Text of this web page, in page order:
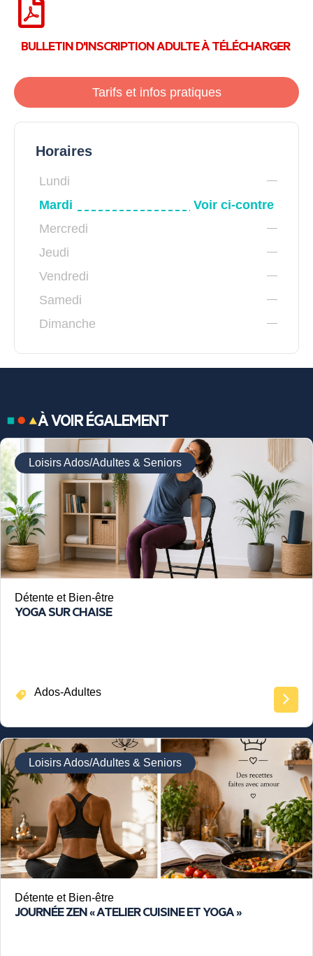
BULLETIN D'INSCRIPTION ADULTE À TÉLÉCHARGER
Tarifs et infos pratiques
Horaires
Lundi
Mardi
Voir ci-contre
Mercredi
Jeudi
Vendredi
Samedi
Dimanche
À VOIR ÉGALEMENT
Loisirs Ados/Adultes & Seniors
Détente et Bien-être
YOGA SUR CHAISE
Ados-Adultes
Loisirs Ados/Adultes & Seniors
Détente et Bien-être
JOURNÉE ZEN « ATELIER CUISINE ET YOGA »